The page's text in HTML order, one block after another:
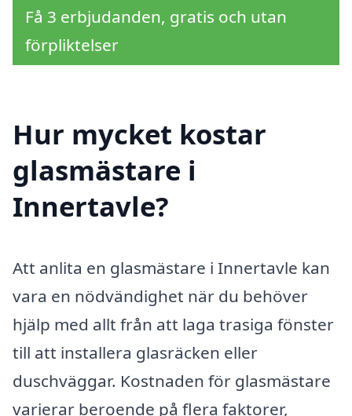
Få 3 erbjudanden, gratis och utan
förpliktelser
Hur mycket kostar
glasmästare i
Innertavle?
Att anlita en glasmästare i Innertavle kan
vara en nödvändighet när du behöver
hjälp med allt från att laga trasiga fönster
till att installera glasräcken eller
duschväggar. Kostnaden för glasmästare
varierar beroende på flera faktorer,